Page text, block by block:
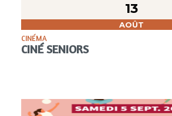
13
AOÛT
CINÉMA
CINÉ SENIORS